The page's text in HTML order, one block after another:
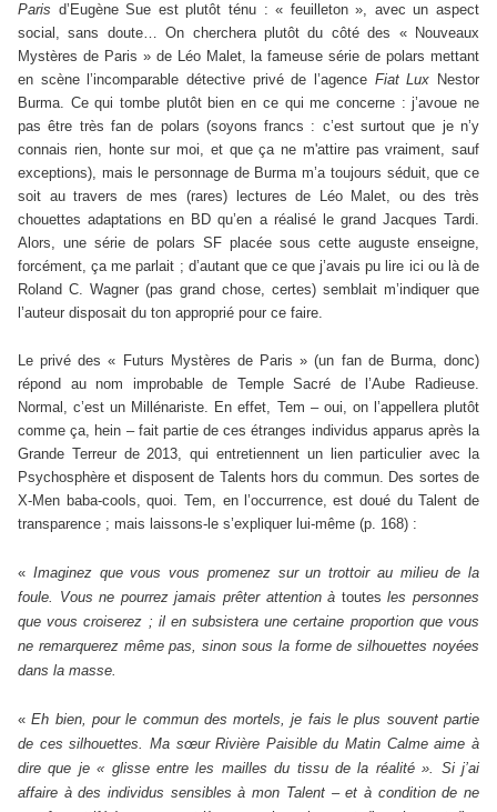
Paris d’Eugène Sue est plutôt ténu : « feuilleton », avec un aspect
social, sans doute… On cherchera plutôt du côté des « Nouveaux
Mystères de Paris » de Léo Malet, la fameuse série de polars mettant
en scène l’incomparable détective privé de l’agence Fiat Lux Nestor
Burma. Ce qui tombe plutôt bien en ce qui me concerne : j’avoue ne
pas être très fan de polars (soyons francs : c’est surtout que je n’y
connais rien, honte sur moi, et que ça ne m'attire pas vraiment, sauf
exceptions), mais le personnage de Burma m’a toujours séduit, que ce
soit au travers de mes (rares) lectures de Léo Malet, ou des très
chouettes adaptations en BD qu’en a réalisé le grand Jacques Tardi.
Alors, une série de polars SF placée sous cette auguste enseigne,
forcément, ça me parlait ; d’autant que ce que j’avais pu lire ici ou là de
Roland C. Wagner (pas grand chose, certes) semblait m’indiquer que
l’auteur disposait du ton approprié pour ce faire.
Le privé des « Futurs Mystères de Paris » (un fan de Burma, donc)
répond au nom improbable de Temple Sacré de l’Aube Radieuse.
Normal, c’est un Millénariste. En effet, Tem – oui, on l’appellera plutôt
comme ça, hein – fait partie de ces étranges individus apparus après la
Grande Terreur de 2013, qui entretiennent un lien particulier avec la
Psychosphère et disposent de Talents hors du commun. Des sortes de
X-Men baba-cools, quoi. Tem, en l’occurrence, est doué du Talent de
transparence ; mais laissons-le s’expliquer lui-même (p. 168) :
« Imaginez que vous vous promenez sur un trottoir au milieu de la
foule. Vous ne pourrez jamais prêter attention à toutesles personnes
que vous croiserez ; il en subsistera une certaine proportion que vous
ne remarquerez même pas, sinon sous la forme de silhouettes noyées
dans la masse.
«Eh bien, pour le commun des mortels, je fais le plus souvent partie
de ces silhouettes. Ma sœur Rivière Paisible du Matin Calme aime à
dire que je « glisse entre les mailles du tissu de la réalité ». Si j’ai
affaire à des individus sensibles à mon Talent – et à condition de ne